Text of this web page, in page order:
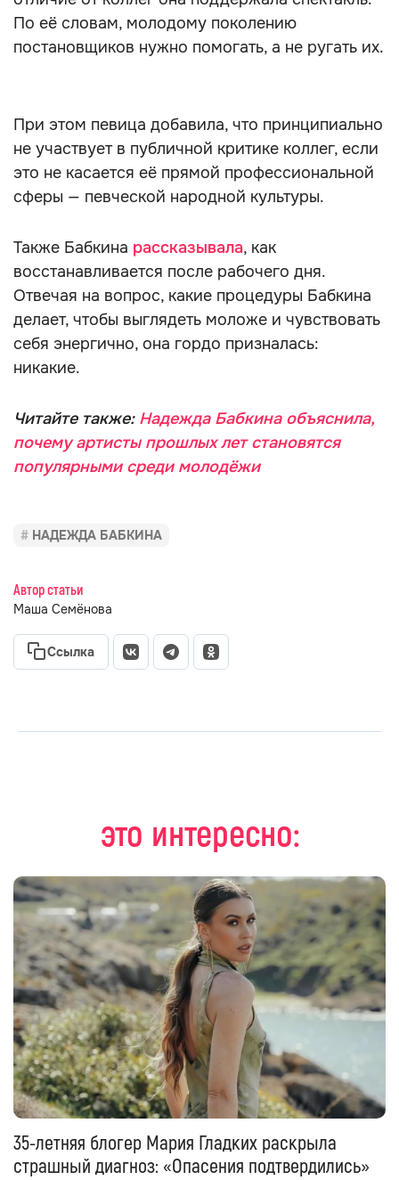
По её словам, молодому поколению
постановщиков нужно помогать, а не ругать их.
При этом певица добавила, что принципиально
не участвует в публичной критике коллег, если
это не касается её прямой профессиональной
сферы — певческой народной культуры.
Также Бабкина рассказывала, как
восстанавливается после рабочего дня.
Отвечая на вопрос, какие процедуры Бабкина
делает, чтобы выглядеть моложе и чувствовать
себя энергично, она гордо призналась:
никакие.
Читайте также: Надежда Бабкина объяснила,
почему артисты прошлых лет становятся
популярными среди молодёжи
НАДЕЖДА БАБКИНА
Автор статьи
Маша Семёнова
Ссылка
это интересно:
35-летняя блогер Мария Гладких раскрыла
страшный диагноз: «Опасения подтвердились»